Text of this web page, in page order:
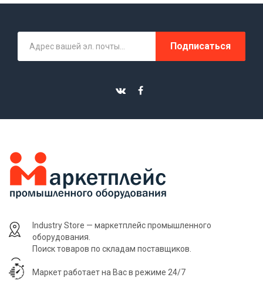
Подписаться
Industry Store — маркетплейс промышленного
оборудования.
Поиск товаров по складам поставщиков.
Маркет работает на Вас в режиме 24/7